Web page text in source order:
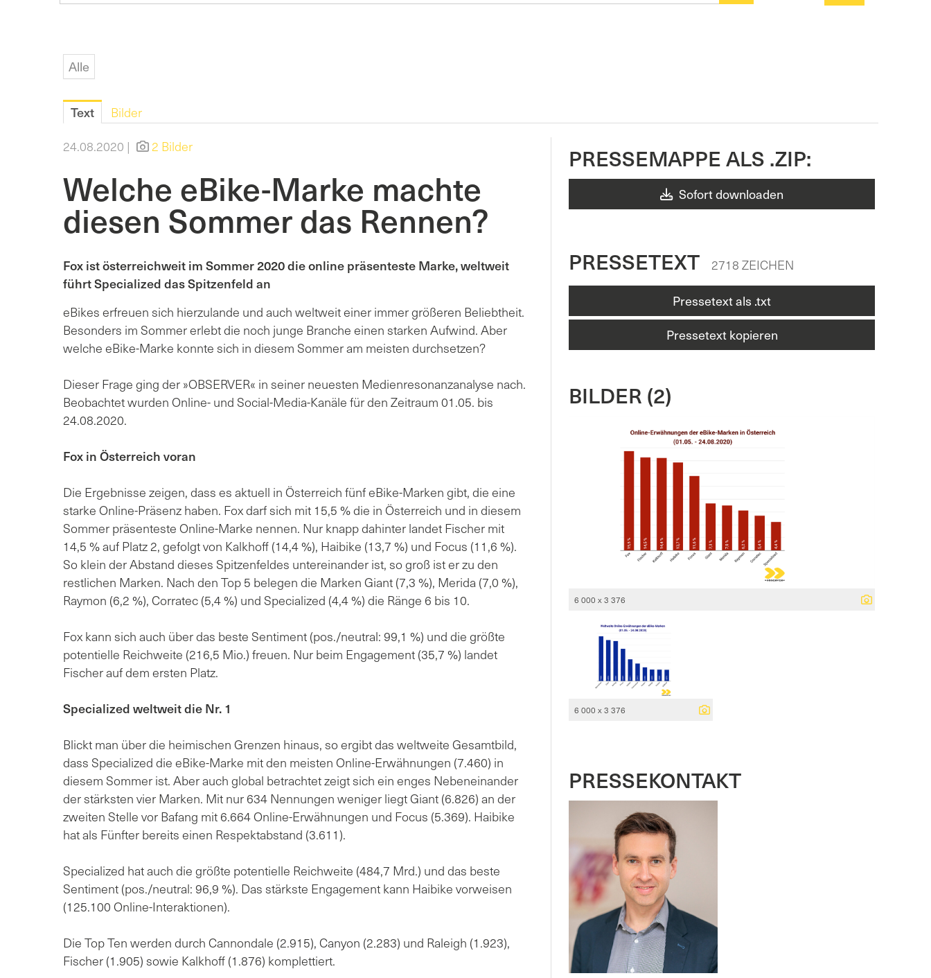
Alle
Text
Bilder
24.08.2020 |
2 Bilder
Welche eBike-Marke machte
diesen Sommer das Rennen?
Fox ist österreichweit im Sommer 2020 die online präsenteste Marke, weltweit
führt Specialized das Spitzenfeld an
eBikes erfreuen sich hierzulande und auch weltweit einer immer größeren Beliebtheit.
Besonders im Sommer erlebt die noch junge Branche einen starken Aufwind. Aber
welche eBike-Marke konnte sich in diesem Sommer am meisten durchsetzen?
Dieser Frage ging der »OBSERVER« in seiner neuesten Medienresonanzanalyse nach.
Beobachtet wurden Online- und Social-Media-Kanäle für den Zeitraum 01.05. bis
24.08.2020.
Fox in Österreich voran
Die Ergebnisse zeigen, dass es aktuell in Österreich fünf eBike-Marken gibt, die eine
starke Online-Präsenz haben. Fox darf sich mit 15,5 % die in Österreich und in diesem
Sommer präsenteste Online-Marke nennen. Nur knapp dahinter landet Fischer mit
14,5 % auf Platz 2, gefolgt von Kalkhoff (14,4 %), Haibike (13,7 %) und Focus (11,6 %).
So klein der Abstand dieses Spitzenfeldes untereinander ist, so groß ist er zu den
restlichen Marken. Nach den Top 5 belegen die Marken Giant (7,3 %), Merida (7,0 %),
Raymon (6,2 %), Corratec (5,4 %) und Specialized (4,4 %) die Ränge 6 bis 10.
Fox kann sich auch über das beste Sentiment (pos./neutral: 99,1 %) und die größte
potentielle Reichweite (216,5 Mio.) freuen. Nur beim Engagement (35,7 %) landet
Fischer auf dem ersten Platz.
Specialized weltweit die Nr. 1
Blickt man über die heimischen Grenzen hinaus, so ergibt das weltweite Gesamtbild,
dass Specialized die eBike-Marke mit den meisten Online-Erwähnungen (7.460) in
diesem Sommer ist. Aber auch global betrachtet zeigt sich ein enges Nebeneinander
der stärksten vier Marken. Mit nur 634 Nennungen weniger liegt Giant (6.826) an der
zweiten Stelle vor Bafang mit 6.664 Online-Erwähnungen und Focus (5.369). Haibike
hat als Fünfter bereits einen Respektabstand (3.611).
Specialized hat auch die größte potentielle Reichweite (484,7 Mrd.) und das beste
Sentiment (pos./neutral: 96,9 %). Das stärkste Engagement kann Haibike vorweisen
(125.100 Online-Interaktionen).
Die Top Ten werden durch Cannondale (2.915), Canyon (2.283) und Raleigh (1.923),
Fischer (1.905) sowie Kalkhoff (1.876) komplettiert.
PRESSEMAPPE ALS .ZIP:
Sofort downloaden
PRESSETEXT
2718 ZEICHEN
Pressetext als .txt
Pressetext kopieren
BILDER (2)
6 000 x 3 376
6 000 x 3 376
PRESSEKONTAKT